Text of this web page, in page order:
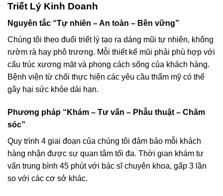
Triết Lý Kinh Doanh
Nguyên tắc “Tự nhiên – An toàn – Bền vững”
Chúng tôi theo đuổi triết lý tạo ra dáng mũi tự nhiên, không
rườm rà hay phô trương. Mỗi thiết kế mũi phải phù hợp với
cấu trúc xương mặt và phong cách sống của khách hàng.
Bệnh viện từ chối thực hiện các yêu cầu thẩm mỹ có thể
gây hại sức khỏe dài hạn.
Phương pháp “Khám – Tư vấn – Phẫu thuật – Chăm
sóc”
Quy trình 4 giai đoạn của chúng tôi đảm bảo mỗi khách
hàng nhận được sự quan tâm tối đa. Thời gian khám tư
vấn trung bình 45 phút với bác sĩ chuyên khoa, gấp 3 lần
so với các cơ sở khác.